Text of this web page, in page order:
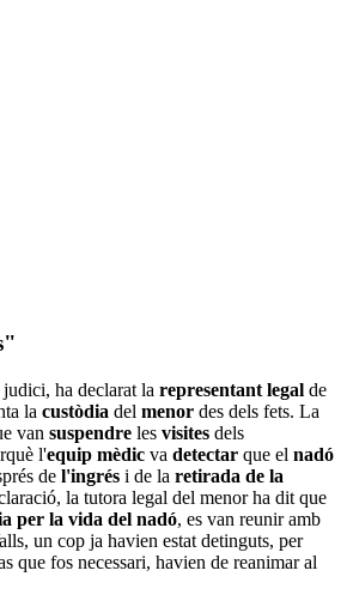
ha declarat la representant legal de
la custòdia del menor des dels fets. La
van suspendre les visites dels
l'equip mèdic va detectar que el nadó
de l'ingrés i de la retirada de la
la tutora legal del menor ha dit que
per la vida del nadó, es van reunir amb
un cop ja havien estat detinguts, per
que fos necessari, havien de reanimar al